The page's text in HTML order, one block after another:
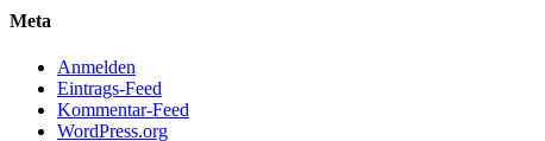
Meta
Anmelden
Eintrags-Feed
Kommentar-Feed
WordPress.org